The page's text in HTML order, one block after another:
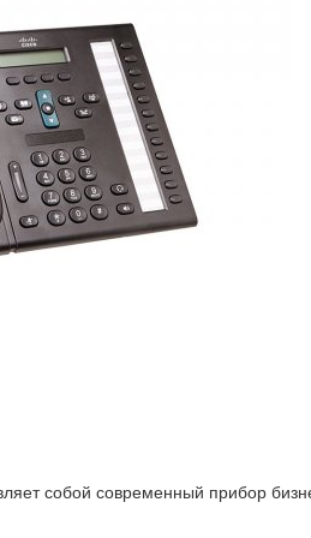
собой современный прибор